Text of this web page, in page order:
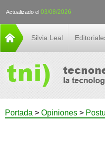
Actualizado el 03/08/2026
Silvia Leal
Portada > Opiniones >